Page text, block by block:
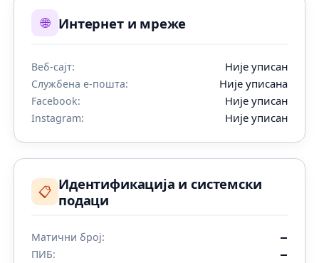
🌐 Интернет и мреже
Веб-сајт: Није уписан
Службена е-пошта: Није уписана
Facebook: Није уписан
Instagram: Није уписан
📋 Идентификација и системски
подаци
Матични број: —
ПИБ: —